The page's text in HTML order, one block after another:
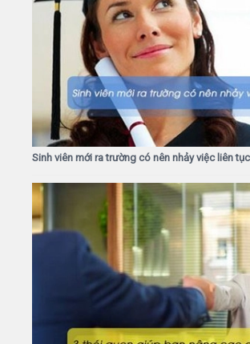
Sinh viên mới ra trường có nên nhảy việc liên